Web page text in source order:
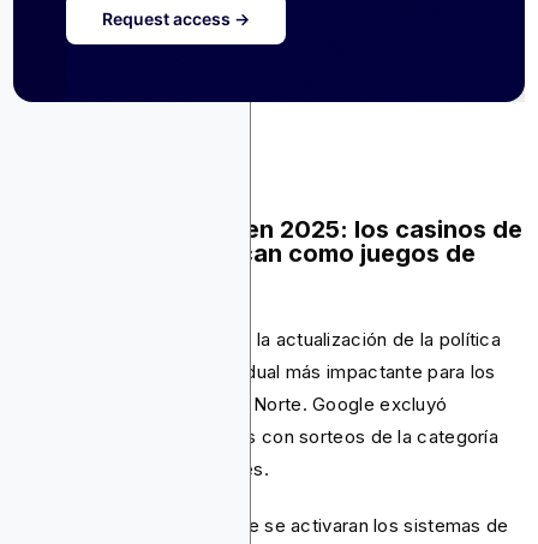
Cambio importante en 2025: los casinos de
sorteos se reclasifican como juegos de
la actualización de la política
representó el cambio individual más impactante para los
operadores de América del Norte. Google excluyó
explícitamente a los casinos con sorteos de la categoría
de juegos de casino sociales.
Esta reclasificación hizo que se activaran los sistemas de